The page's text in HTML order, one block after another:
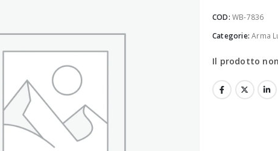
COD: WB-7836
Categorie:Arma
Il prodotto